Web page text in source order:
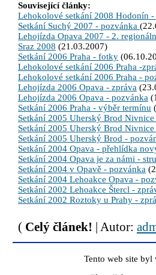
Související články:
Lehokolové setkání 2008 Hodonín
Setkání Suchý 2007 - pozvánka
Lehojízda Opava 2007 - 2.
Sraz 2008 (21.03.2007)
Setkání 2006 Praha - fotky
Lehokolové setkání 2006 Praha -
Lehokolové setkání 2006 Praha -
Lehojízda 2006 Opava - zpráva
Lehojízda 2006 Opava - pozvánka
Setkání 2006 Praha - výběr termínu
Setkání 2005 Uherský Brod Nivnice
Setkání 2005 Uherský Brod Nivnice
Setkání 2005 Uherský Brod -
Setkání 2004 Opava - přehlídka
Setkání 2004 Opava je za námi -
Setkání 2004 v Opavě - pozvánka
Setkání 2004 Lehoakce Opava -
Setkání 2002 Lehoakce Štercl -
Setkání 2002 Roztoky u Prahy -
( Celý článek! | Autor:
Tento web site